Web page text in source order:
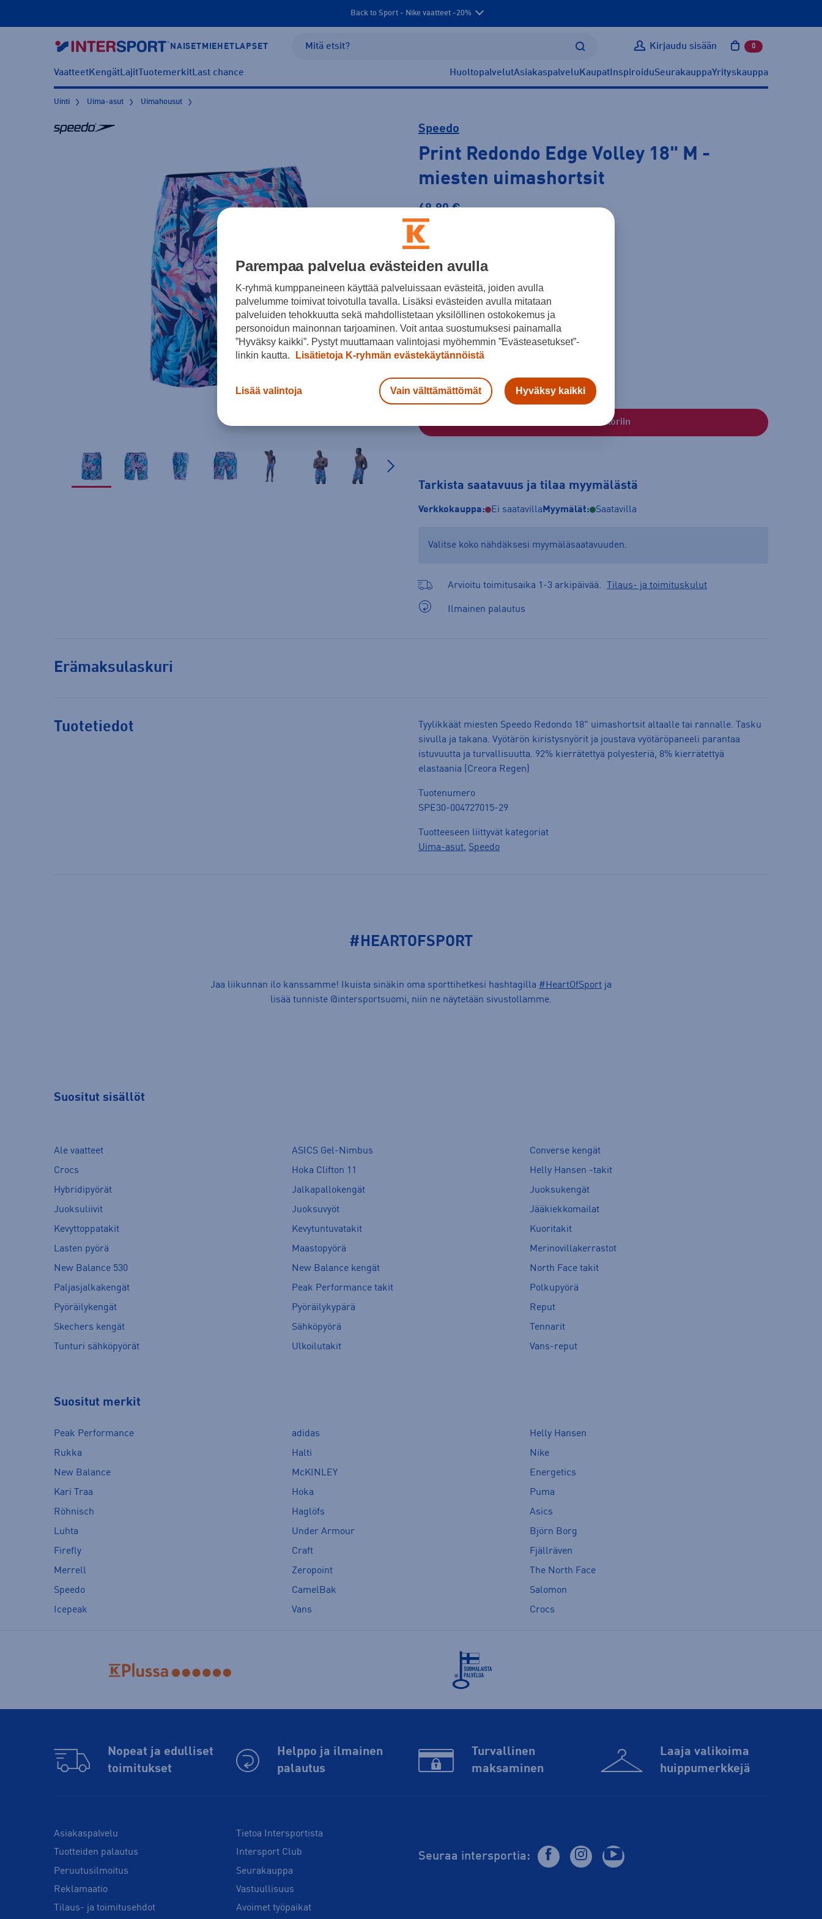
Back to Sport - Nike vaatteet -20%
NAISET MIEHET LAPSET Kirjaudu sisään 0 tuotetta
VaatteetKengätLajitTuotemerkitLast chance HuoltopalvelutAsiakaspalvelu Kaupat InspiroiduSeurakauppaYrityskauppa
Uinti Uima-asut Uimahousut
Speedo
Print Redondo Edge Volley 18" M -
miesten uimashortsit
69,90 €
Väri
Koko
S L
Lisää ostoskoriin
Tarkista saatavuus ja tilaa myymälästä
Verkkokauppa: Ei saatavilla Myymälät: Saatavilla
Valitse koko nähdäksesi myymäläsaatavuuden.
Arvioitu toimitusaika 1-3 arkipäivää. Tilaus- ja toimituskulut
Ilmainen palautus
Erämaksulaskuri
Tuotetiedot
Tyylikkäät miesten Speedo Redondo 18" uimashortsit altaalle tai rannalle. Tasku
sivulla ja takana. Vyötärön kiristysnyörit ja joustava vyötäröpaneeli parantaa
istuvuutta ja turvallisuutta. 92% kierrätettyä polyesteriä, 8% kierrätettyä
elastaania (Creora Regen)
Tuotenumero
SPE30-004727015-29
Tuotteeseen liittyvät kategoriat
Uima-asut, Speedo
#HEARTOFSPORT
Jaa liikunnan ilo kanssamme! Ikuista sinäkin oma sporttihetkesi hashtagilla #HeartOfSport ja
lisää tunniste @intersportsuomi, niin ne näytetään sivustollamme.
Suositut sisällöt
Ale vaatteet ASICS Gel-Nimbus
Converse kengät
Crocs
Hoka Clifton 11
Helly Hansen -takit
Hybridipyörät
Jalkapallokengät
Juoksukengät
Juoksuliivit
Juoksuvyöt
Jääkiekkomailat
Kevyttoppatakit
Kevytuntuvatakit
Kuoritakit
Lasten pyörä
Maastopyörä
Merinovillakerrastot
New Balance 530
New Balance kengät
North Face takit
Paljasjalkakengät
Peak Performance takit
Polkupyörä
Pyöräilykengät
Pyöräilykypärä
Reput
Skechers kengät
Sähköpyörä
Tennarit
Tunturi sähköpyörät
Ulkoilutakit Vans-reput
Suositut merkit
Peak Performance adidas
Helly Hansen
Rukka
Halti
Nike
New Balance
McKINLEY
Energetics
Kari Traa
Hoka
Puma
Röhnisch
Haglöfs
Asics
Luhta
Under Armour
Björn Borg
Firefly
Craft
Fjällräven
Merrell
Zeropoint
The North Face
Speedo
CamelBak
Salomon
Icepeak
Vans Crocs
Nopeat ja edulliset
toimitukset
Helppo ja ilmainen
palautus
Turvallinen
maksaminen
Laaja valikoima
huippu­merkkejä
Asiakaspalvelu
Tuotteiden palautus
Peruutusilmoitus
Reklamaatio
Tilaus- ja toimitusehdot
Tietoa Intersportista
Intersport Club
Seurakauppa
Vastuullisuus
Avoimet työpaikat
Seuraa intersportia:
Parempaa palvelua evästeiden avulla
K-ryhmä kumppaneineen käyttää palveluissaan evästeitä, joiden avulla
palvelumme toimivat toivotulla tavalla. Lisäksi evästeiden avulla mitataan
palveluiden tehokkuutta sekä mahdollistetaan yksilöllinen ostokokemus ja
personoidun mainonnan tarjoaminen. Voit antaa suostumuksesi painamalla
”Hyväksy kaikki”. Pystyt muuttamaan valintojasi myöhemmin ”Evästeasetukset”-
linkin kautta.
Lisätietoja K-ryhmän evästekäytännöistä
Lisää valintoja Vain välttämättömät Hyväksy kaikki